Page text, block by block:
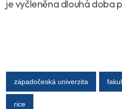
je vyčleněna dlouhá doba
západočeská univerzita
rice